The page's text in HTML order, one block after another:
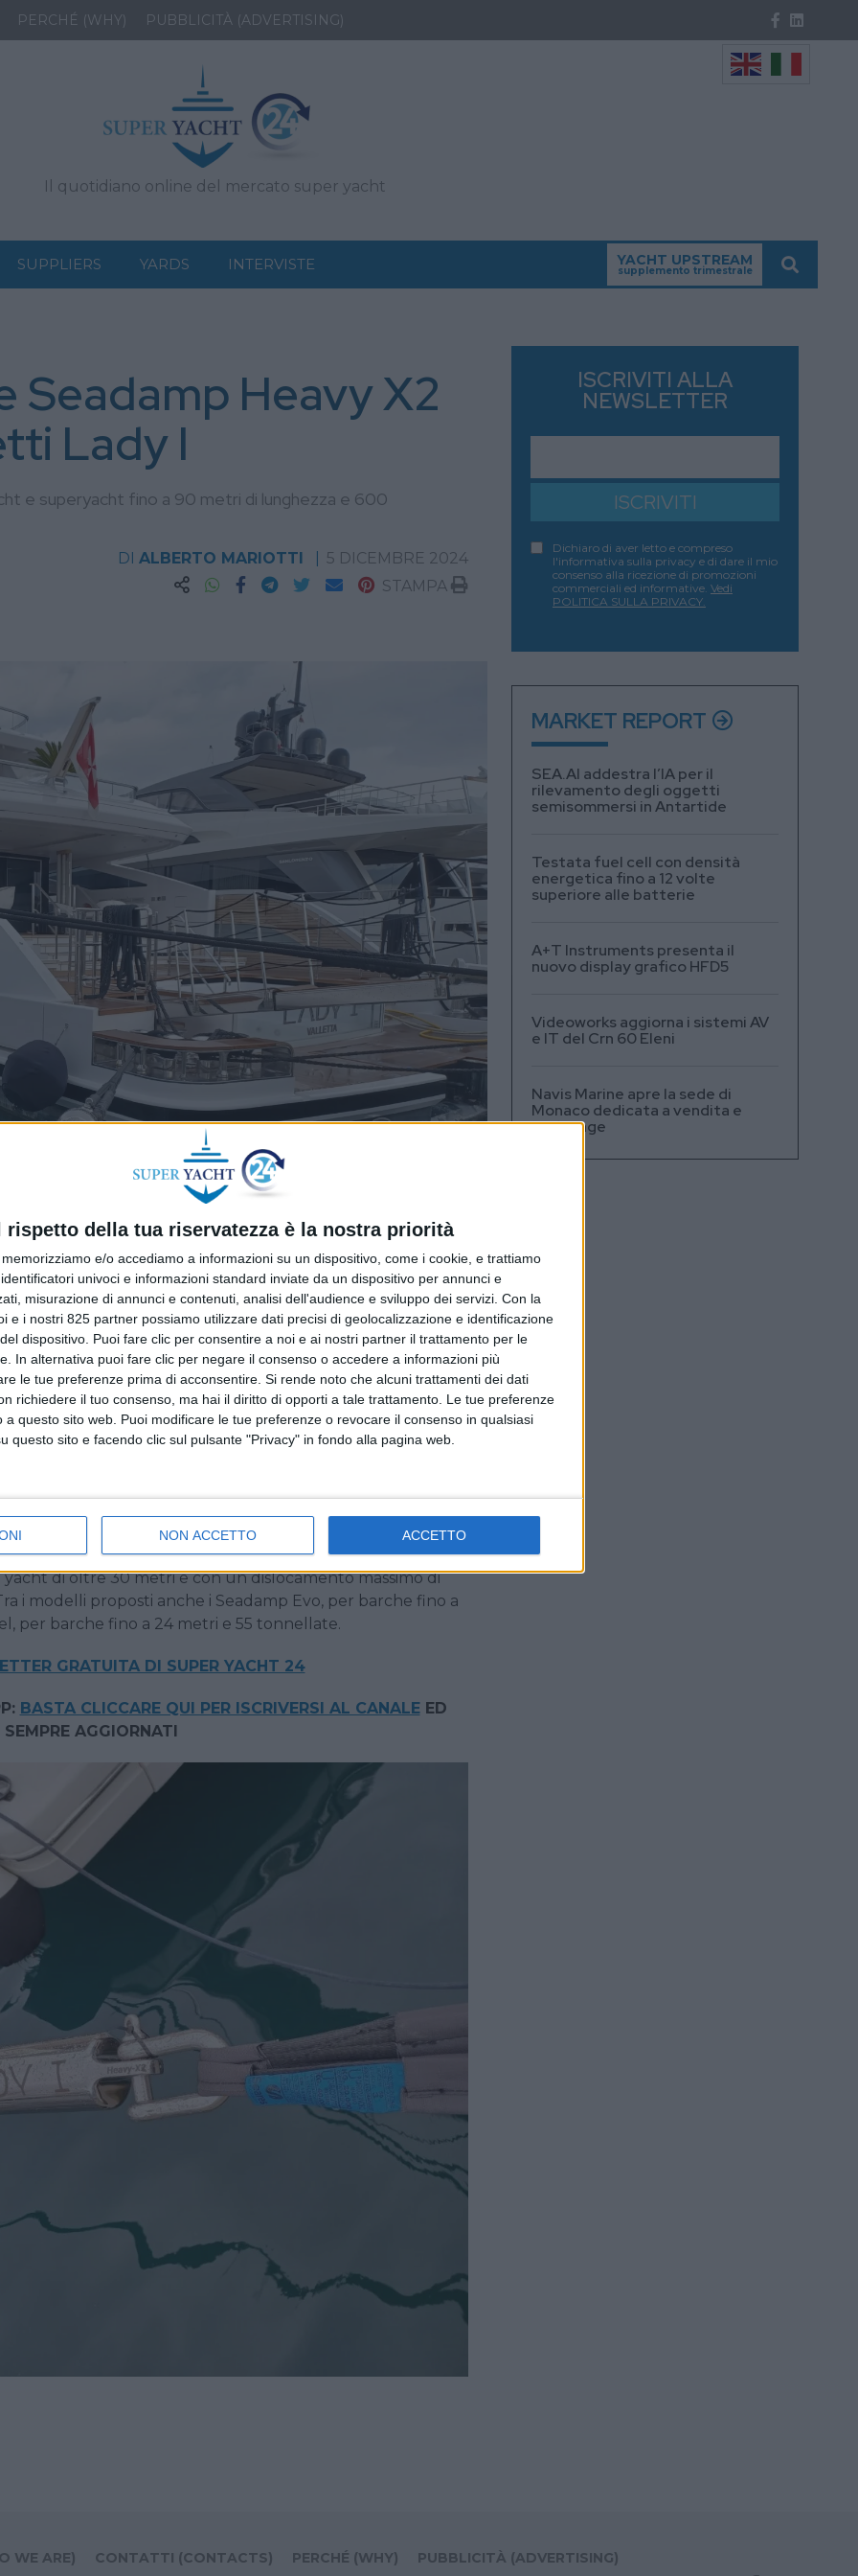
rispetto della tua riservatezza è la nostra priorità
memorizziamo e/o accediamo a informazioni su un dispositivo, come i cookie, e trattiamo
univoci e informazioni standard inviate da un dispositivo per annunci e
misurazione di annunci e contenuti, analisi dell'audience e sviluppo dei servizi. Con la
e i nostri 825 partner possiamo utilizzare dati precisi di geolocalizzazione e identificazione
dispositivo. Puoi fare clic per consentire a noi e ai nostri partner il trattamento per le
In alternativa puoi fare clic per negare il consenso o accedere a informazioni più
le tue preferenze prima di acconsentire. Si rende noto che alcuni trattamenti dei dati
richiedere il tuo consenso, ma hai il diritto di opporti a tale trattamento. Le tue preferenze
a questo sito web. Puoi modificare le tue preferenze o revocare il consenso in qualsiasi
questo sito e facendo clic sul pulsante "Privacy" in fondo alla pagina web.
NON ACCETTO ACCETTO
PERCHÉ (WHY) PUBBLICITÀ (ADVERTISING)
Il quotidiano online del mercato super yacht
SUPPLIERS YARDS INTERVISTE YACHT UPSTREAM
supplemento trimestrale
Seadamp Heavy X2
Lady I
e superyacht fino a 90 metri di lunghezza e 600
DI ALBERTO MARIOTTI
5 DICEMBRE 2024
STAMPA
dedicati a imbarcazioni e marine, l’azienda italiana
Heavy X2 al Benetti M/Y Lady I, un 50 metri della serie
dell’ufficio vendite e sviluppo business di Seares ha
fornito al Benetti lo smorzamento è soltanto idraulico e
con una decisa riduzione delle sollecitazioni
fastidiosi come beccheggio, rollio e dei rumori tipici delle
versione meccatronica, che alle capacità idrauliche
elettrico, di recuperare l’energia elettrica creata dal
e alimentare un monitoraggio costante dello stato di ogni
versione ancora più sofisticata che possiamo integrare a
abbiamo fatto con un modello del cantiere Wider”.
di oltre 30 metri e con un dislocamento massimo di
i modelli proposti anche i Seadamp Evo, per barche fino a
per barche fino a 24 metri e 55 tonnellate.
GRATUITA DI SUPER YACHT 24
BASTA CLICCARE QUI PER ISCRIVERSI AL CANALEED
SEMPRE AGGIORNATI
ISCRIVITI ALLA
NEWSLETTER
ISCRIVITI
Dichiaro di aver letto e compreso
l'informativa sulla privacy e di dare il mio
consenso alla ricezione di promozioni
commerciali ed informative. Vedi
POLITICA SULLA PRIVACY.
MARKET REPORT
SEA.AI addestra l’IA per il
rilevamento degli oggetti
semisommersi in Antartide
Testata fuel cell con densità
energetica fino a 12 volte
superiore alle batterie
A+T Instruments presenta il
nuovo display grafico HFD5
Videoworks aggiorna i sistemi AV
e IT del Crn 60 Eleni
Navis Marine apre la sede di
Monaco dedicata a vendita e
brokerage
WE ARE) CONTATTI (CONTACTS) PERCHÉ (WHY) PUBBLICITÀ (ADVERTISING)